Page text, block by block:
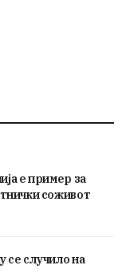
е пример за
соживот
случило на